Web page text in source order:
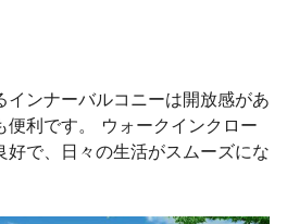
インナーバルコニーは開放感があ
便利です。 ウォークインクロー
好で、日々の生活がスムーズにな